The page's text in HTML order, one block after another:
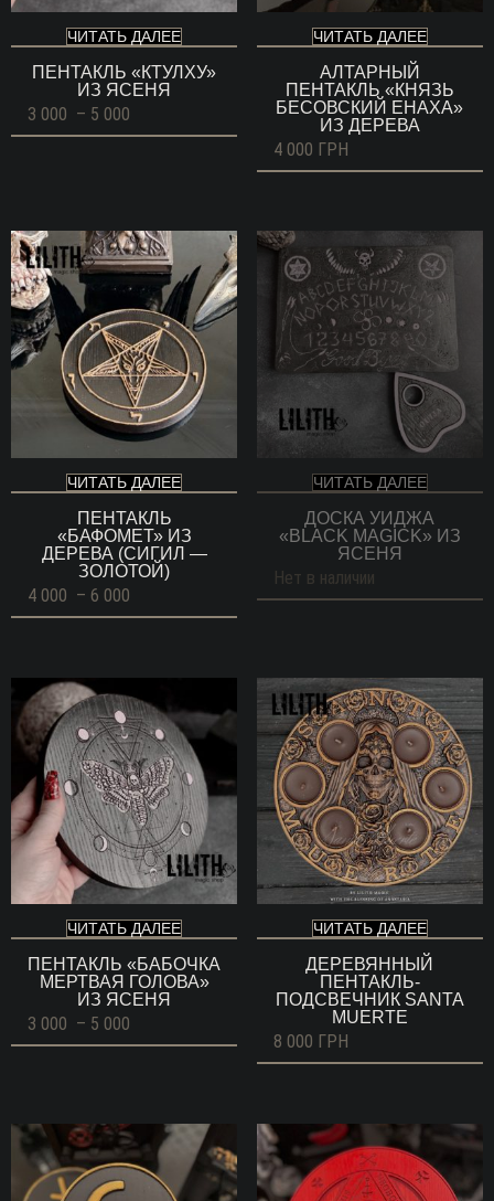
ЧИТАТЬ ДАЛЕЕ
ПЕНТАКЛЬ «КТУЛХУ»
ИЗ ЯСЕНЯ
3 000 – 5 000
цен:
ЧИТАТЬ ДАЛЕЕ
АЛТАРНЫЙ
ПЕНТАКЛЬ «КНЯЗЬ
БЕСОВСКИЙ ЕНАХА»
ИЗ ДЕРЕВА
4 000 ГРН
ЧИТАТЬ ДАЛЕЕ
ПЕНТАКЛЬ
«БАФОМЕТ» ИЗ
ДЕРЕВА (СИГИЛ —
ЗОЛОТОЙ)
4 000 – 6 000
цен:
6
000 ГРН
ЧИТАТЬ ДАЛЕЕ
ДОСКА УИДЖА
«BLACK MAGICK» ИЗ
ЯСЕНЯ
Нет в наличии
ЧИТАТЬ ДАЛЕЕ
ПЕНТАКЛЬ «БАБОЧКА
МЕРТВАЯ ГОЛОВА»
ИЗ ЯСЕНЯ
3 000 – 5 000
цен:
000 ГРН
ЧИТАТЬ ДАЛЕЕ
ДЕРЕВЯННЫЙ
ПЕНТАКЛЬ-
ПОДСВЕЧНИК SANTA
MUERTE
8 000 ГРН